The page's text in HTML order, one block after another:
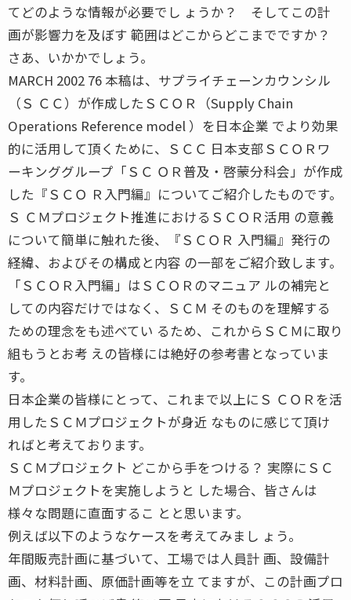
てどのような情報が必要でし ょうか？ そしてこの計
画が影響力を及ぼす 範囲はどこからどこまでですか？
さあ、いかかでしょう。
MARCH 2002 76 本稿は、サプライチェーンカウンシル
（Ｓ ＣＣ）が作成したＳＣＯＲ（Supply Chain
Operations Reference model ）を日本企業 でより効果
的に活用して頂くために、ＳＣＣ 日本支部ＳＣＯＲワ
ーキンググループ「ＳＣ ＯＲ普及・啓蒙分科会」が作成
した『ＳＣＯ Ｒ入門編』についてご紹介したものです。
Ｓ ＣＭプロジェクト推進におけるＳＣＯＲ活用 の意義
について簡単に触れた後、『ＳＣＯＲ 入門編』発行の
経緯、およびその構成と内容 の一部をご紹介致します。
「ＳＣＯＲ入門編」はＳＣＯＲのマニュア ルの補完と
しての内容だけではなく、ＳＣＭ そのものを理解する
ための理念をも述べてい るため、これからＳＣＭに取り
組もうとお考 えの皆様には絶好の参考書となっていま
す。
日本企業の皆様にとって、これまで以上にＳ ＣＯＲを活
用したＳＣＭプロジェクトが身近 なものに感じて頂け
ればと考えております。
ＳＣＭプロジェクト どこから手をつける？ 実際にＳＣ
Ｍプロジェクトを実施しようと した場合、皆さんは
様々な問題に直面するこ とと思います。
例えば以下のようなケースを考えてみまし ょう。
年間販売計画に基づいて、工場では人員計 画、設備計
画、材料計画、原価計画等を立 てますが、この計画プロ